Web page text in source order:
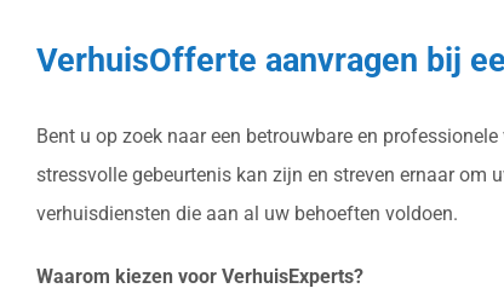
VerhuisOfferte aanvragen bij
Bent u op zoek naar een betrouwbare en
stressvolle gebeurtenis kan zijn en streven ernaar om
verhuisdiensten die aan al uw behoeften voldoen.
Waarom kiezen voor VerhuisExperts?